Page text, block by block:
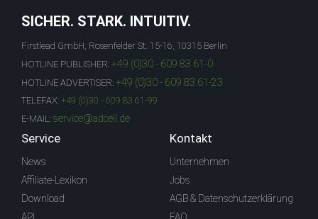
SICHER. STARK. INTUITIV.
Firstlead GmbH, Rosenfelder St. 15-16, 10315 Berlin
HOTLINE PUBLISHER: +49 (0)30 - 609 83 61-0
HOTLINE ADVERTISER: +49 (0)30 - 609 83 61-23
TELEFAX: +49 (0)30 - 609 83 61-99
E-MAIL: service@adcell.de
Service
News
Affiliate-Lexikon
Download
Kontakt
Unternehmen
Jobs
AGB & Datenschutzerklärung